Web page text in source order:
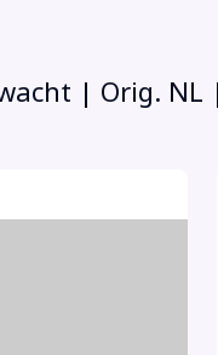
| Orig.